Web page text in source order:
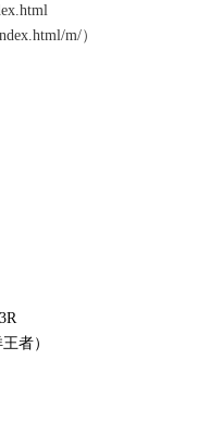
m/）
者）